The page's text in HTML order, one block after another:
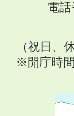
電
（祝日、
※開庁時